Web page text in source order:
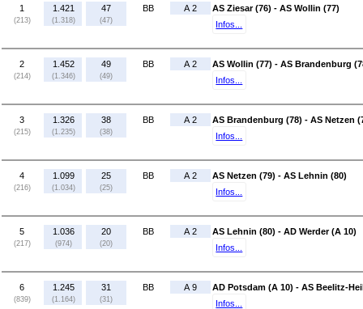
1
(213)
1.421
(1.318)
47
(47)
BB A 2
AS Ziesar (76) - AS Wollin (77)
Infos...
2
(214)
1.452
(1.346)
49
(49)
BB A 2
AS Wollin (77) - AS Brandenburg
Infos...
3
(215)
1.326
(1.235)
38
(38)
BB A 2
AS Brandenburg (78) - AS Netzen
Infos...
4
(216)
1.099
(1.034)
25
(25)
BB A 2
AS Netzen (79) - AS Lehnin (80)
Infos...
5
(217)
1.036
(974)
20
(20)
BB A 2
AS Lehnin (80) - AD Werder (A 10)
Infos...
6
(839)
1.245
(1.164)
31
(31)
BB A 9
AD Potsdam (A 10) - AS Beelitz-
Infos...